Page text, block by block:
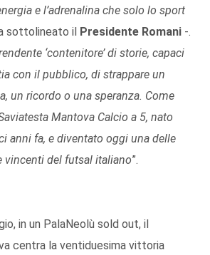
e l’adrenalina che solo lo sport
sottolineato il Presidente Romani -.
‘contenitore’ di storie, capaci
con il pubblico, di strappare un
un ricordo o una speranza. Come
Mantova Calcio a 5, nato
anni fa, e diventato oggi una delle
vincenti del futsal italiano”.
in un PalaNeolù sold out, il
centra la ventiduesima vittoria